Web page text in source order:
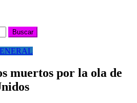
muertos por la ola de